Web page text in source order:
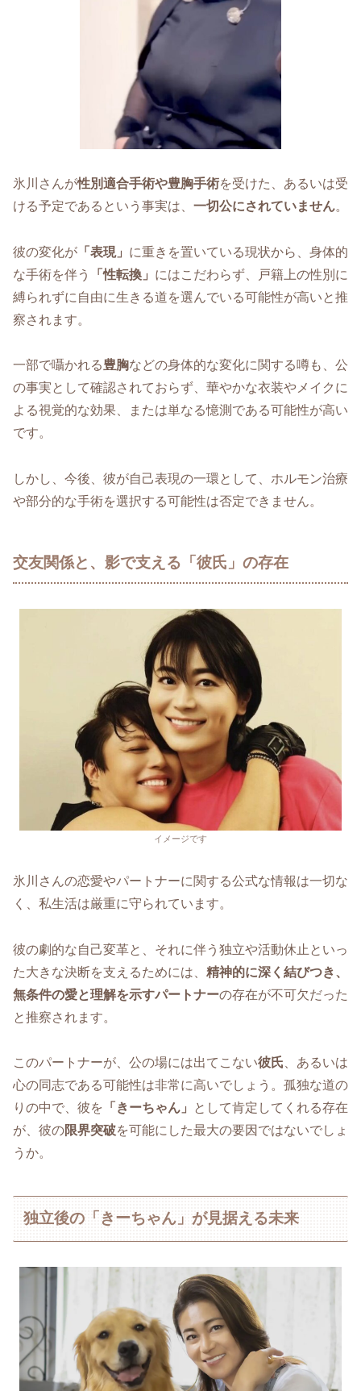
氷川さんが性別適合手術や豊胸手術を受けた、あるいは受
ける予定であるという事実は、 一切公にされていません。
彼の変化が 「表現」 に重きを置いている現状から、身体的
な手術を伴う
「性転換」 にはこだわらず、戸籍上の性別に
縛られずに自由に生きる道を選んでいる可能性が高いと推
察されます。
一部で囁かれる豊胸などの身体的な変化に関する噂も、公
の事実として確認されておらず、華やかな衣装やメイクに
よる視覚的な効果、または単なる憶測である可能性が高い
です。
しかし、今後、彼が自己表現の一環として、ホルモン治療
や部分的な手術を選択する可能性は否定できません。
交友関係と、影で支える「彼氏」の存在
イメージです
氷川さんの恋愛やパートナーに関する公式な情報は一切な
く、私生活は厳重に守られています。
彼の劇的な自己変革と、それに伴う独立や活動休止といっ
た大きな決断を支えるためには、 精神的に深く結びつき、
無条件の愛と理解を示すパートナーの存在が不可欠だった
と推察されます。
このパートナーが、公の場には出てこない彼氏 、あるいは
心の同志である可能性は非常に高いでしょう。孤独な道の
りの中で、彼を
「きーちゃん」
として肯定してくれる存在
が、彼の限界突破を可能にした最大の要因ではないでしょ
うか。
独立後の「きーちゃん」が見据える未来